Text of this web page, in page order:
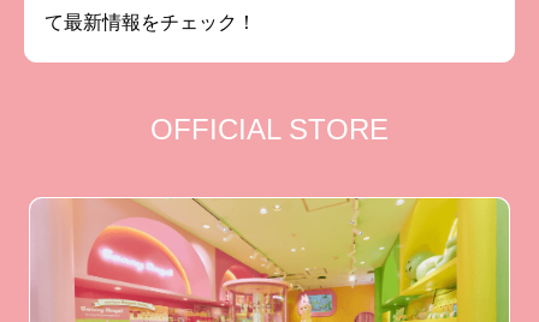
て最新情報をチェック！
OFFICIAL STORE